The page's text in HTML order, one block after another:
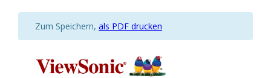
Zum Speichern, als PDF drucken